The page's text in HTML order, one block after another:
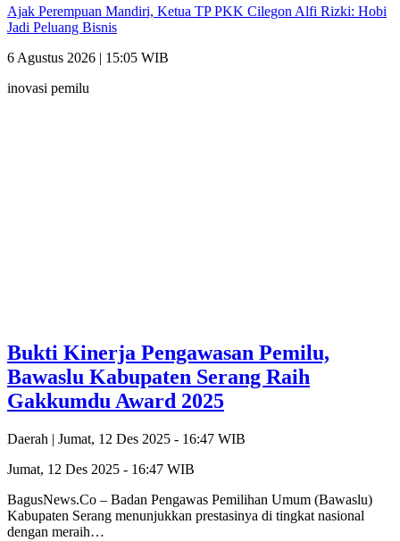
Ajak Perempuan Mandiri, Ketua TP PKK Cilegon Alfi Rizki: Hobi
Jadi Peluang Bisnis
6 Agustus 2026 | 15:05 WIB
inovasi pemilu
Bukti Kinerja Pengawasan Pemilu,
Bawaslu Kabupaten Serang Raih
Gakkumdu Award 2025
Daerah | Jumat, 12 Des 2025 - 16:47 WIB
Jumat, 12 Des 2025 - 16:47 WIB
BagusNews.Co – Badan Pengawas Pemilihan Umum (Bawaslu)
Kabupaten Serang menunjukkan prestasinya di tingkat nasional
dengan meraih…